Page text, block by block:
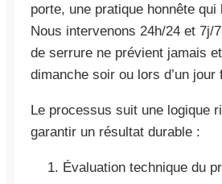
porte, une pratique honnête
Nous intervenons 24h/24 et 7j/
de serrure ne prévient jamais
dimanche soir ou lors d’un jour
Le processus suit une logique
garantir un résultat durable :
Évaluation technique du